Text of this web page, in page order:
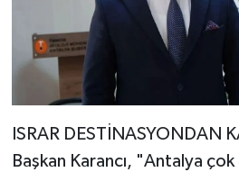
ISRAR DESTİNASYONDAN
Başkan Karancı, "Antalya